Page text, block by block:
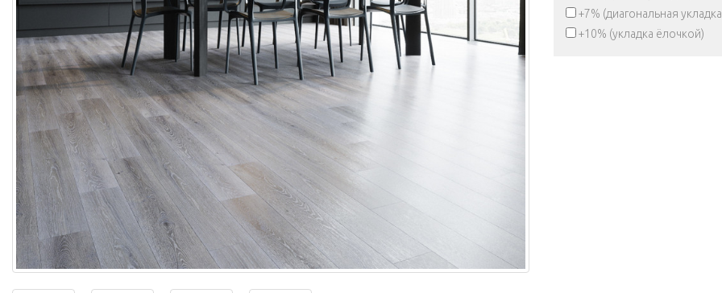
+7% (диагональная
+10% (укладка ёлочкой)